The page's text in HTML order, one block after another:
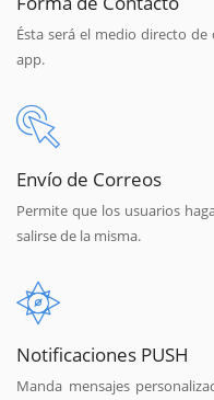
Ésta será el medio directo
app.
Envío de Correos
Permite que los usuarios
salirse de la misma.
Notificaciones PUSH
Manda mensajes